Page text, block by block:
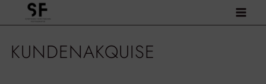
Inhalt
KUNDENAKQUISE